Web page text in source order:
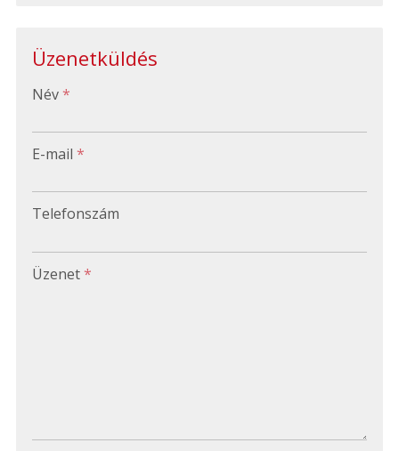
Üzenetküldés
-
-
Név*
E-mail *
Telefonszám
Üzenet*